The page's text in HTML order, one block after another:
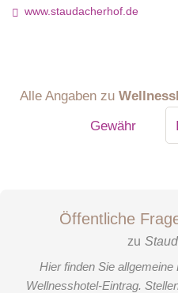
www.staudacherhof.de
Alle Angaben zu
Gewähr
Öffentliche
zu
Hier finden Sie
Wellnesshotel-Eintrag.